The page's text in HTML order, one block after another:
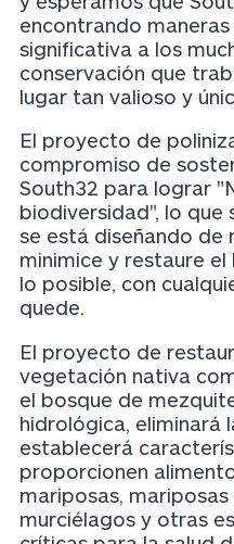
encontrando
significativa a los
conservación que
lugar tan valioso y
El proyecto de
compromiso de
South32 para lograr
biodiversidad", lo que
se está diseñando de
minimice y restaure
lo posible, con
quede.
El proyecto de
vegetación nativa
el bosque de
hidrológica, eliminará
establecerá
proporcionen
mariposas,
murciélagos y otras